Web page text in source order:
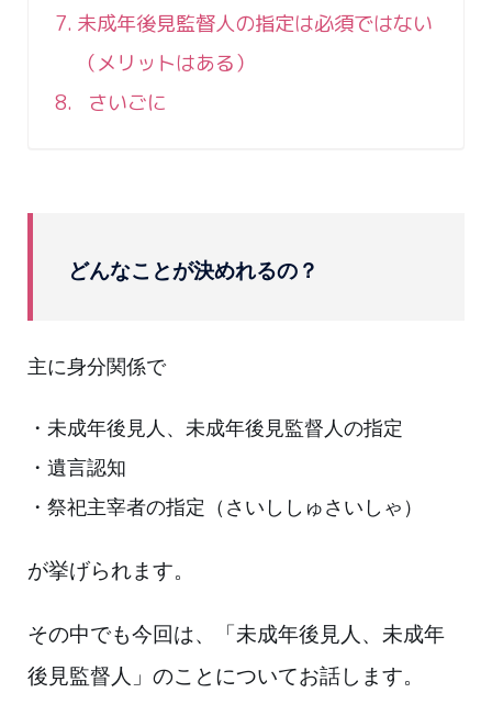
未成年後見監督人の指定は必須ではない
（メリットはある）
さいごに
どんなことが決めれるの？
主に身分関係で
・未成年後見人、未成年後見監督人の指定
・遺言認知
・祭祀主宰者の指定（さいししゅさいしゃ）
が挙げられます。
その中でも今回は、「未成年後見人、未成年
後見監督人」のことについてお話します。